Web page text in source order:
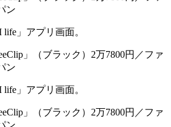
」アプリ画面。
」アプリ画面。